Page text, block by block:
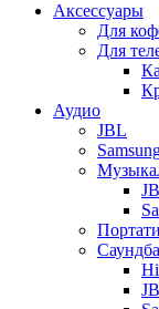
Аксессуары
Для
Для
Аудио
JBL